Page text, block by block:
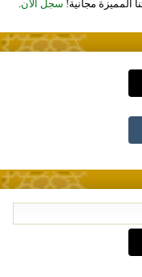
المميزة مجانية! سجل الآن.